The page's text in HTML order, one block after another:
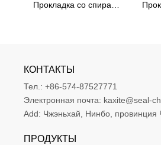
КОНТАКТЫ
Тел.: +86-574-87527771
Электронная почта: kaxite@seal-
Add: Чжэньхай, Нинбо, провинция
ПРОДУКТЫ